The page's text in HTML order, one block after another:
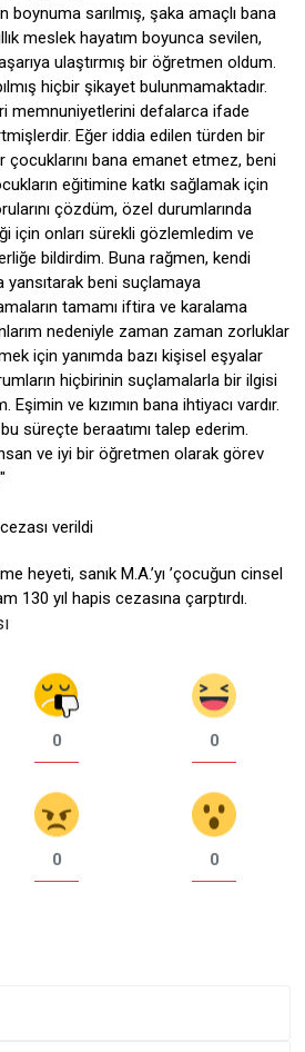
sarılmış, şaka amaçlı bana
meslek hayatım boyunca sevilen,
ulaştırmış bir öğretmen oldum.
hiçbir şikayet bulunmamaktadır.
memnuniyetlerini defalarca ifade
Eğer iddia edilen türden bir
çocuklarını bana emanet etmez, beni
eğitimine katkı sağlamak için
çözdüm, özel durumlarında
için onları sürekli gözlemledim ve
bildirdim. Buna rağmen, kendi
yansıtarak beni suçlamaya
tamamı iftira ve karalama
nedeniyle zaman zaman zorluklar
için yanımda bazı kişisel eşyalar
hiçbirinin suçlamalarla bir ilgisi
Eşimin ve kızımın bana ihtiyacı vardır.
süreçte beraatımı talep ederim.
ve iyi bir öğretmen olarak görev
verildi
heyeti, sanık M.A.’yı ’çocuğun cinsel
130 yıl hapis cezasına çarptırdı.
0 0
0 0